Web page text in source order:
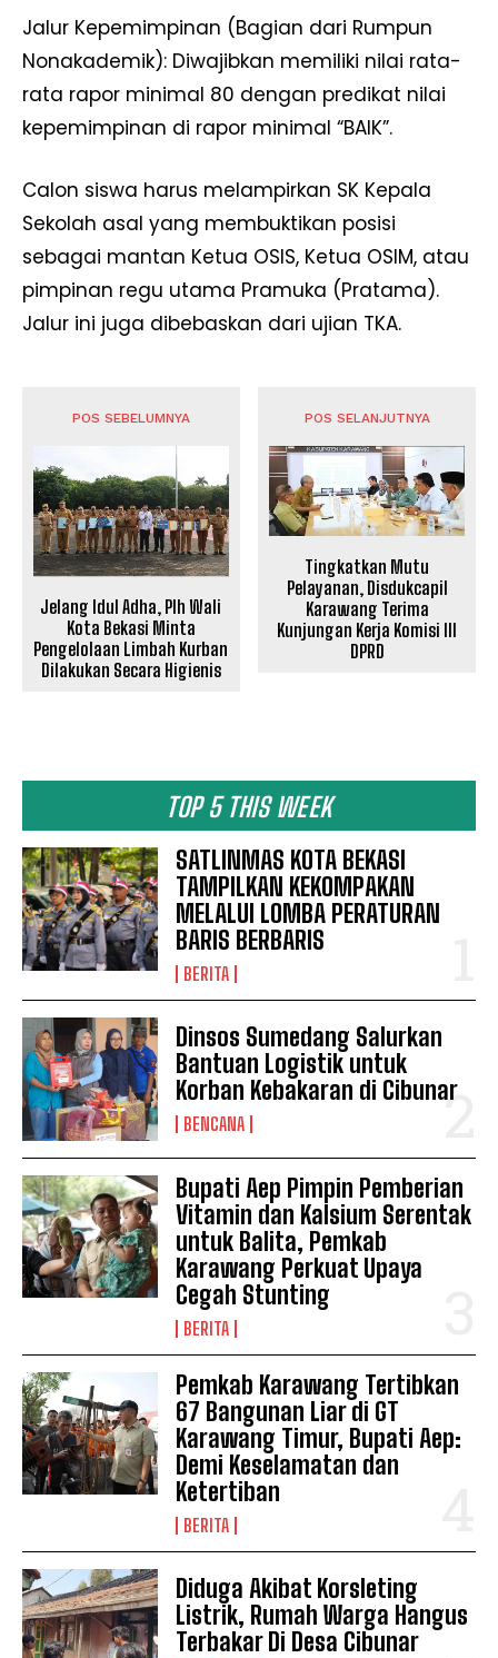
News Week
Magazine PRO
Company
Disclaimer
Kontak Kami
Redaksi
Pedoman Media Siber
TOP 5 THIS WEEK
SATLINMAS KOTA BEKASI
TAMPILKAN KEKOMPAKAN
MELALUI LOMBA PERATURAN
BARIS BERBARIS
BERITA
Dinsos Sumedang Salurkan
Bantuan Logistik untuk
Korban Kebakaran di Cibunar
BENCANA
Bupati Aep Pimpin Pemberian
Vitamin dan Kalsium Serentak
untuk Balita, Pemkab
Karawang Perkuat Upaya
Cegah Stunting
BERITA
Pemkab Karawang Tertibkan
67 Bangunan Liar di GT
Karawang Timur, Bupati Aep:
Demi Keselamatan dan
Ketertiban
BERITA
Diduga Akibat Korsleting
Listrik, Rumah Warga Hangus
Terbakar Di Desa Cibunar
Jalur Kepemimpinan (Bagian dari Rumpun
Nonakademik): Diwajibkan memiliki nilai rata-
rata rapor minimal 80 dengan predikat nilai
kepemimpinan di rapor minimal “BAIK”.
Calon siswa harus melampirkan SK Kepala
Sekolah asal yang membuktikan posisi
sebagai mantan Ketua OSIS, Ketua OSIM, atau
pimpinan regu utama Pramuka (Pratama).
Jalur ini juga dibebaskan dari ujian TKA.
POS SEBELUMNYA
Jelang Idul Adha, Plh Wali
Kota Bekasi Minta
Pengelolaan Limbah Kurban
Dilakukan Secara Higienis
POS SELANJUTNYA
Tingkatkan Mutu
Pelayanan, Disdukcapil
Karawang Terima
Kunjungan Kerja Komisi III
DPRD